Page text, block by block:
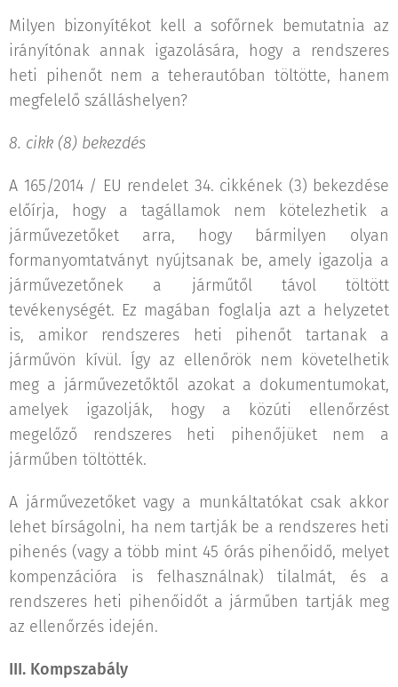
Milyen bizonyítékot kell a sofőrnek bemutatnia az
irányítónak annak igazolására, hogy a rendszeres
heti pihenőt nem a teherautóban töltötte, hanem
megfelelő szálláshelyen?
8. cikk (8) bekezdés
A 165/2014 / EU rendelet 34. cikkének (3) bekezdése
előírja, hogy a tagállamok nem kötelezhetik a
járművezetőket arra, hogy bármilyen olyan
formanyomtatványt nyújtsanak be, amely igazolja a
járművezetőnek a járműtől távol töltött
tevékenységét. Ez magában foglalja azt a helyzetet
is, amikor rendszeres heti pihenőt tartanak a
járművön kívül. Így az ellenőrök nem követelhetik
meg a járművezetőktől azokat a dokumentumokat,
amelyek igazolják, hogy a közúti ellenőrzést
megelőző rendszeres heti pihenőjüket nem a
járműben töltötték.
A járművezetőket vagy a munkáltatókat csak akkor
lehet bírságolni, ha nem tartják be a rendszeres heti
pihenés (vagy a több mint 45 órás pihenőidő, melyet
kompenzációra is felhasználnak) tilalmát, és a
rendszeres heti pihenőidőt a járműben tartják meg
az ellenőrzés idején.
III. Kompszabály